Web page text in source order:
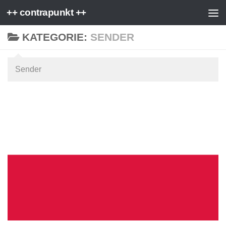
Zum Inhalt springen
++ contrapunkt ++
KATEGORIE: SENDER
Sender